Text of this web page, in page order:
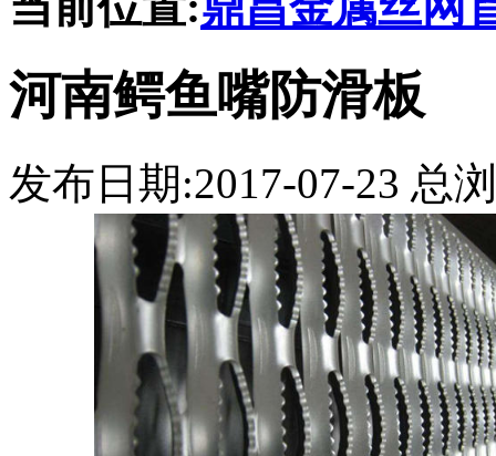
河南鳄鱼嘴防滑板
发布日期:2017-07-23 总